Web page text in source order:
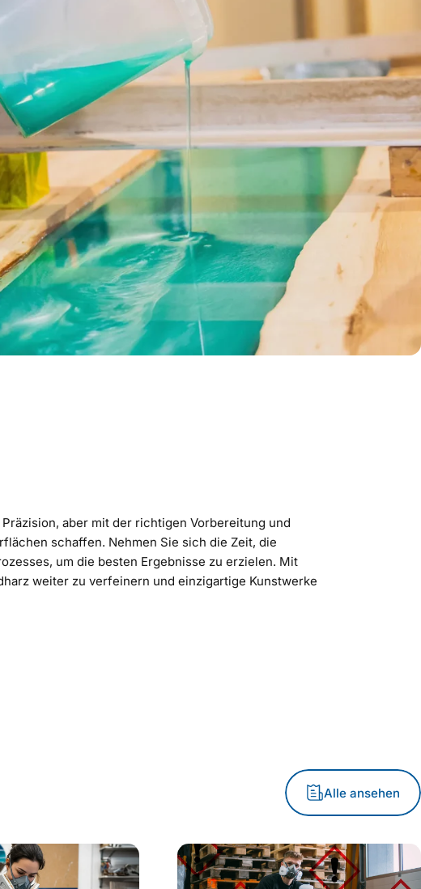
aber mit der richtigen Vorbereitung und
schaffen. Nehmen Sie sich die Zeit, die
um die besten Ergebnisse zu erzielen. Mit
weiter zu verfeinern und einzigartige Kunstwerke
Alle ansehen